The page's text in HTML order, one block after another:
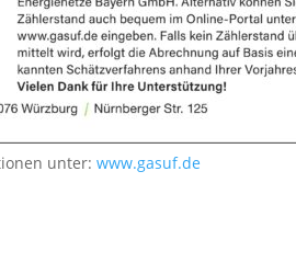
unter: www.gasuf.de